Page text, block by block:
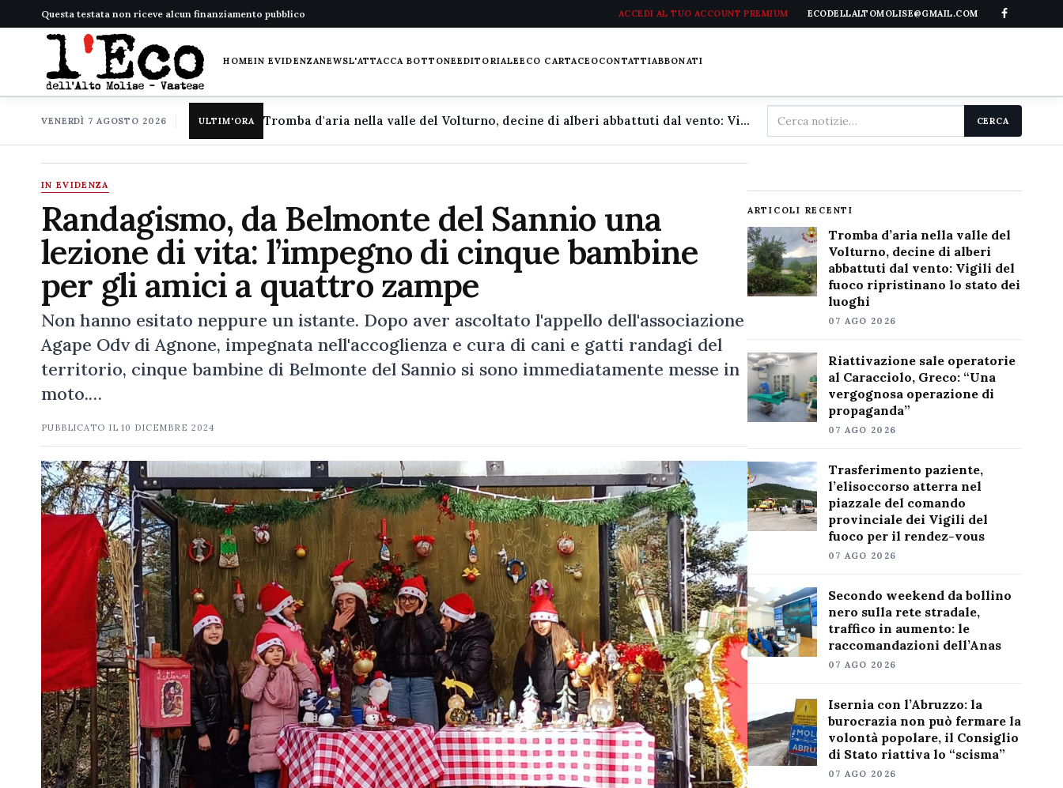
Questa testata non riceve alcun finanziamento pubblico ACCEDI AL TUO ACCOUNT PREMIUM ECODELLALTOMOLISE@GMAIL.COM
HOMEIN EVIDENZANEWSL'ATTACCA BOTTONEEDITORIALEECO CARTACEOCONTATTIABBONATI
VENERDÌ 7 AGOSTO 2026 ULTIM'ORA Tromba d'aria nella valle del Volturno, decine di alberi abbattuti dal vento: Vigili del fuoco ripristinano lo stato dei luoghi
Cerca
nel
CERCA
IN EVIDENZA
Randagismo, da Belmonte del Sannio una
lezione di vita: l’impegno di cinque bambine
per gli amici a quattro zampe
Non hanno esitato neppure un istante. Dopo aver ascoltato l'appello dell'associazione
Agape Odv di Agnone, impegnata nell'accoglienza e cura di cani e gatti randagi del
territorio, cinque bambine di Belmonte del Sannio si sono immediatamente messe in
moto.…
PUBBLICATO IL10 DICEMBRE 2024
ARTICOLI RECENTI
Tromba d’aria nella valle del
Volturno, decine di alberi
abbattuti dal vento: Vigili del
fuoco ripristinano lo stato dei
luoghi
07 AGO 2026
Riattivazione sale operatorie
al Caracciolo, Greco: “Una
vergognosa operazione di
propaganda”
07 AGO 2026
Trasferimento paziente,
l’elisoccorso atterra nel
piazzale del comando
provinciale dei Vigili del
fuoco per il rendez-vous
07 AGO 2026
Secondo weekend da bollino
nero sulla rete stradale,
traffico in aumento: le
raccomandazioni dell’Anas
07 AGO 2026
Isernia con l’Abruzzo: la
burocrazia non può fermare la
volontà popolare, il Consiglio
di Stato riattiva lo “scisma”
07 AGO 2026